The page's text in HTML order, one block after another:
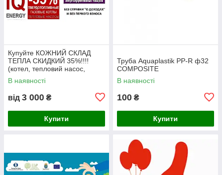
Купуйте КОЖНИЙ СКЛАД
ТЕПЛА СКИДКИЙ 35%!!!!
(котел, тепловий насос,
сонячний колектор)
В наявності
від 3 000 ₴
Купити
Труба Aquaplastik PP-R ф32
COMPOSITE
В наявності
100 ₴
Купити